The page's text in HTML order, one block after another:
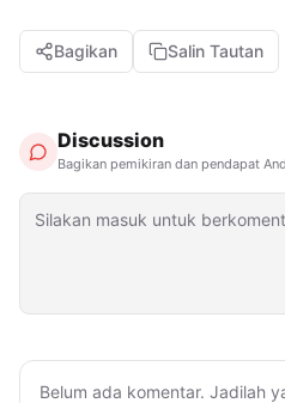
Bagikan Salin Tautan
Discussion
Bagikan pemikiran dan pendapat
Belum ada komentar. Jadilah